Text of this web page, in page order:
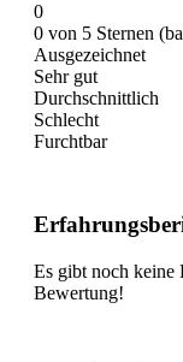
0
0 von 5 Sternen
Ausgezeichnet
Sehr gut
Durchschnittlich
Schlecht
Furchtbar
Es gibt noch keine
Bewertung!